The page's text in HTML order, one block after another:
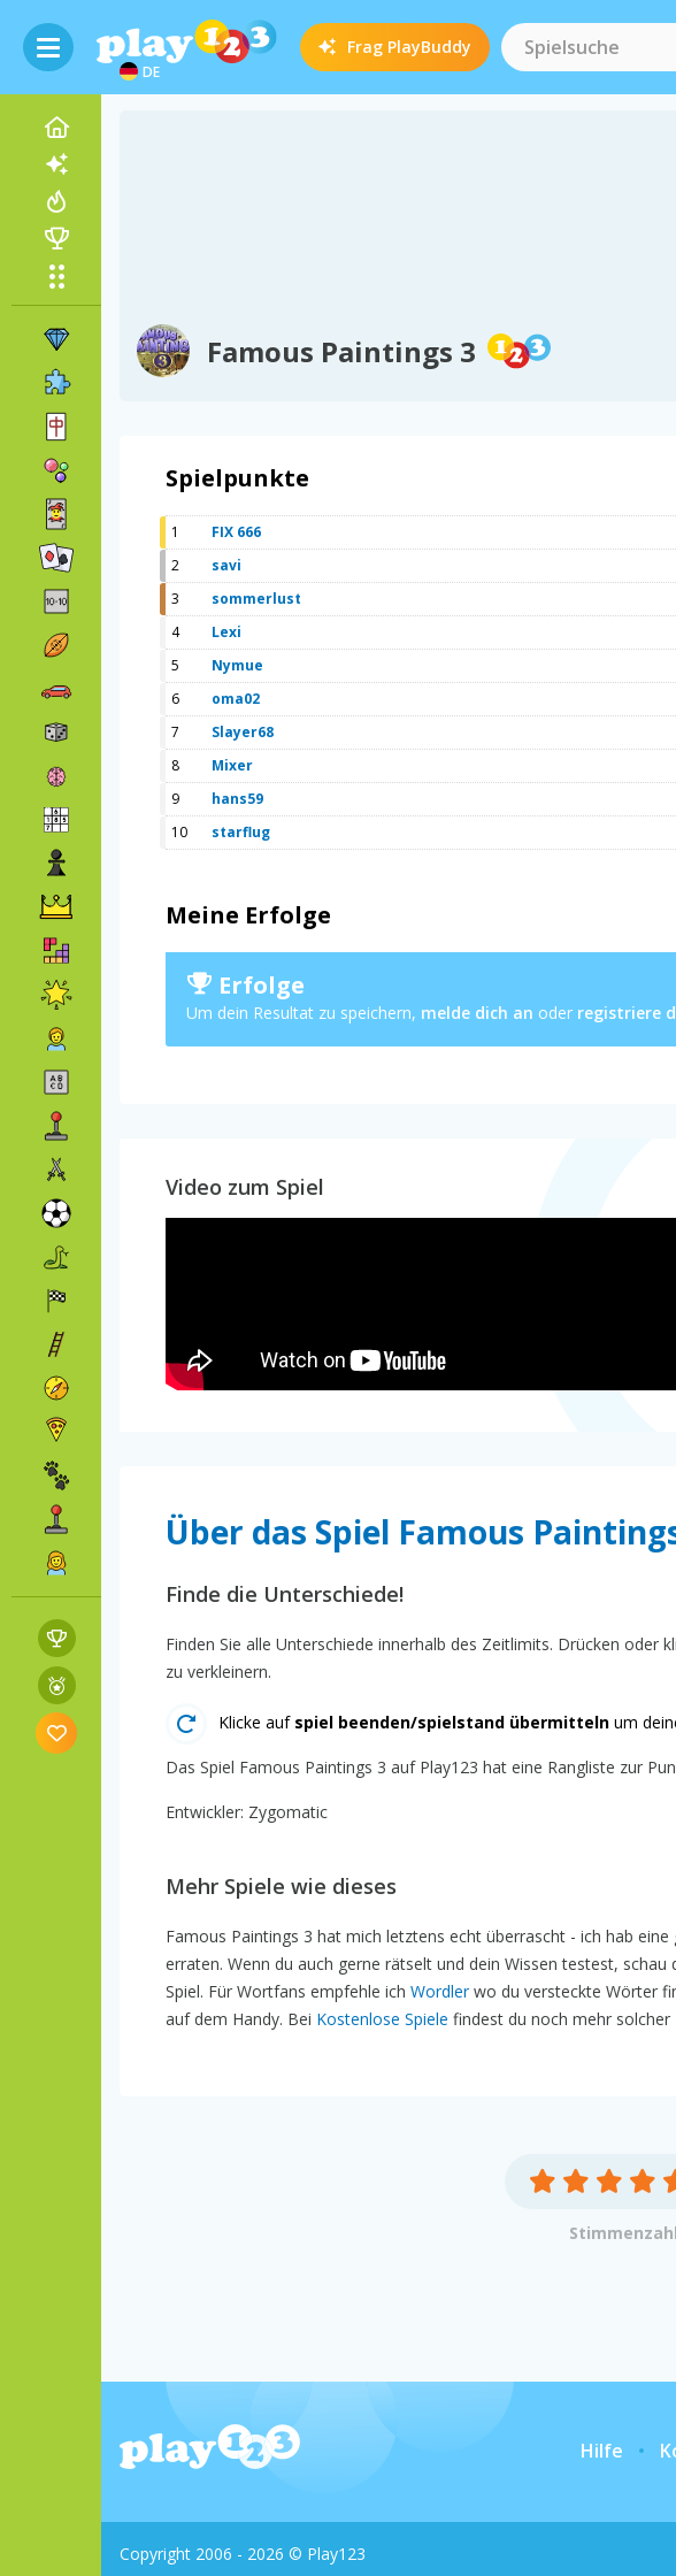
DE
Frag PlayBuddy
Famous Paintings 3
Spielpunkte
1 FIX 666
2
savi
3
sommerlust
4
Lexi
5
Nymue
6
oma02
7
Slayer68
8
Mixer
9
hans59
10
starflug
Meine Erfolge
Erfolge
Um dein Resultat zu speichern, melde dich an oder registriere
Video zum Spiel
Über das Spiel Famous
Finde die Unterschiede!
Finden Sie alle Unterschiede innerhalb des Zeitlimits. Drücken oder
zu verkleinern.
Klicke auf spiel beenden/spielstand übermitteln um
Das Spiel Famous Paintings 3 auf Play123 hat eine Rangliste zur
Entwickler: Zygomatic
Mehr Spiele wie dieses
Famous Paintings 3 hat mich letztens echt überrascht - ich hab
erraten. Wenn du auch gerne rätselt und dein Wissen testest, schau
Spiel. Für Wortfans empfehle ich Wordlerwo du versteckte Wörter
auf dem Handy. Bei Kostenlose Spiele findest du noch mehr solcher
Hilfe
Copyright 2006 - 2026 © Play123